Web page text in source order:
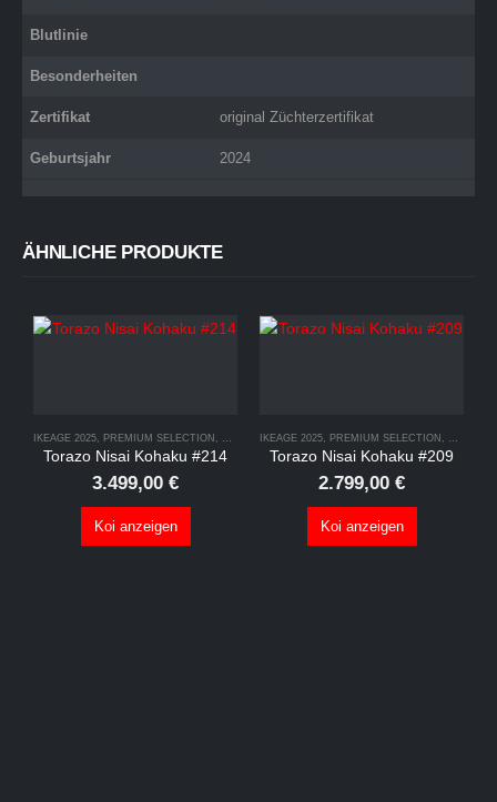
Blutlinie
Besonderheiten
Zertifikat original Züchterzertifikat
Geburtsjahr 2024
ÄHNLICHE PRODUKTE
IKEAGE 2025, PREMIUM SELECTION , TORAZO COLLECTION 2025
Torazo Nisai Kohaku #214
3.499,00 €
Koi anzeigen
IKEAGE 2025, PREMIUM SELECTION , TORAZO
Torazo Nisai Kohaku #209
2.799,00 €
Koi anzeigen